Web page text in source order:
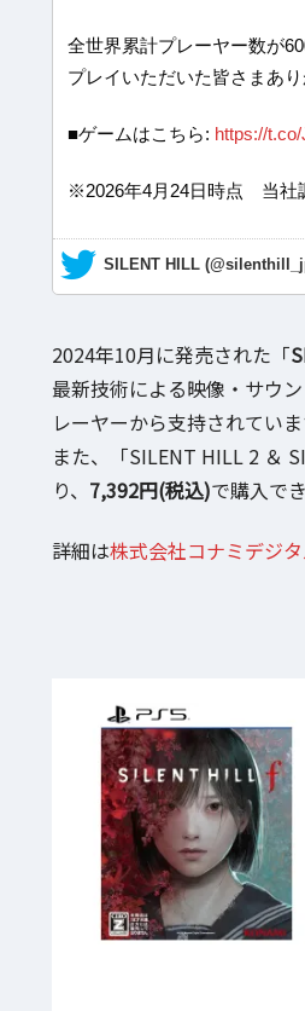
全世界累計プレーヤー数が
プレイいただいた皆さまあり
■ゲームはこちら: https://
※2026年4月24日時点 当社
— SILENT HILL
2024年10月に発売された「
最新技術による映像・サウ
レーヤーから支持されていま
また、「SILENT HILL 2 ＆
り、 7,392円(税込)で購入でき
詳細は株式会社コナミデジ